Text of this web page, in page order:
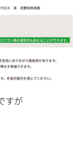
すが